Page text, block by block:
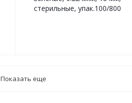
стерильные, упак.100/800
Показать еще